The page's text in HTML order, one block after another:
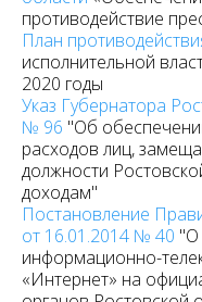
противодействие
План
исполнительной
2020 годы
Указ Губернатора
№ 96 "Об
расходов лиц,
должности
доходам"
Постановление
от 16.01.2014 № 40 "О
информационно-
«Интернет» на